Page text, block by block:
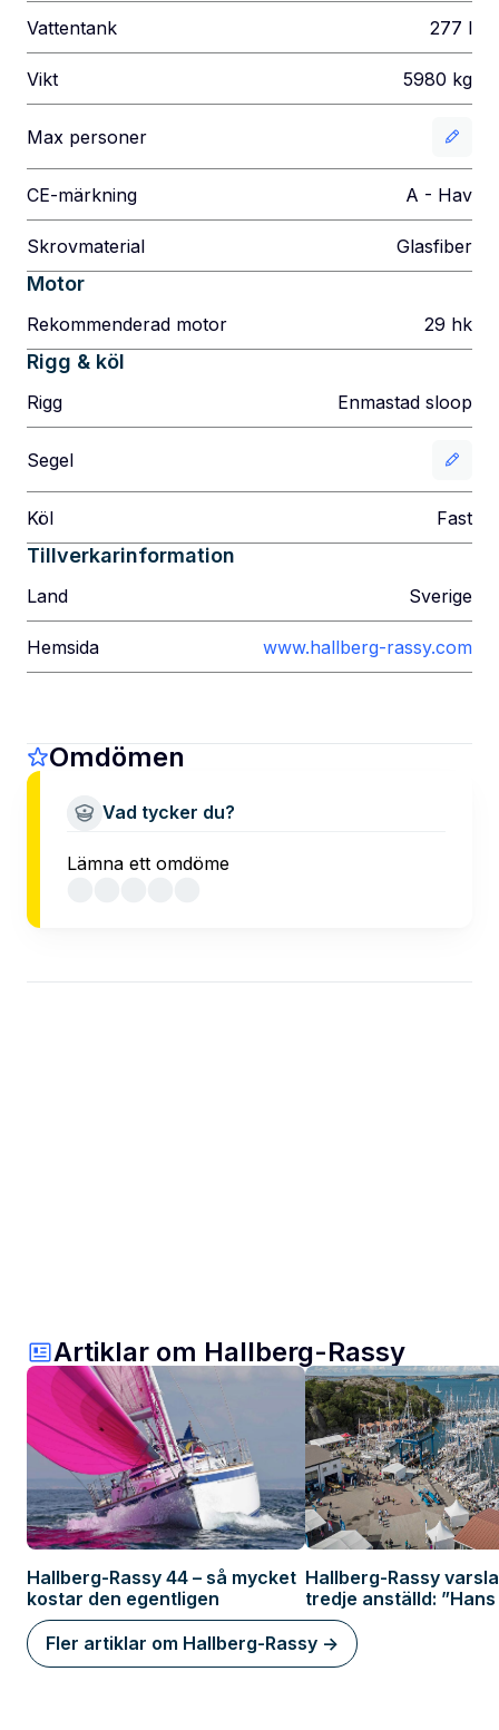
Vattentank 277 l
Vikt 5980 kg
Max personer
CE-märkning A - Hav
Skrovmaterial Glasfiber
Motor
Rekommenderad motor 29 hk
Rigg & köl
Rigg Enmastad sloop
Segel
Köl Fast
Tillverkarinformation
Land Sverige
Hemsida www.hallberg-rassy.com
Omdömen
Vad tycker du?
Lämna ett omdöme
Artiklar om Hallberg-Rassy
Hallberg-Rassy 44 – så mycket
kostar den egentligen
Hallberg-Rassy
tredje anställd:
förlamar marknaden”
Fler artiklar om Hallberg-Rassy ->